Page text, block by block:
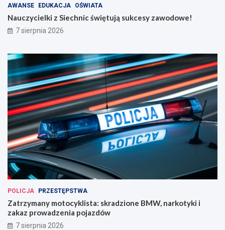
AWANSE EDUKACJA OŚWIATA
Nauczycielki z Siechnic świętują sukcesy zawodowe!
7 sierpnia 2026
POLICJA PRZESTĘPSTWA
Zatrzymany motocyklista: skradzione BMW, narkotyki i
zakaz prowadzenia pojazdów
7 sierpnia 2026